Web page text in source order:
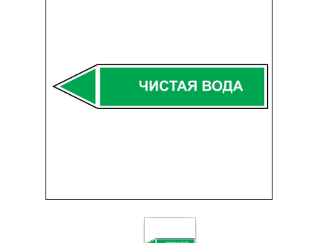
Передвижные заградительные знаки
Светодиодные знаки на солнечной
Саратов